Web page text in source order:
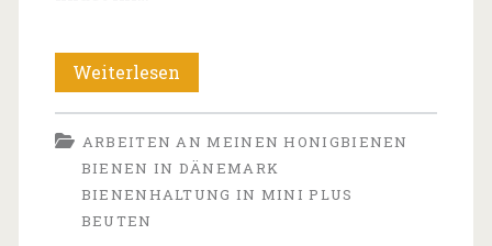
Weiterlesen
zu
meinen
Bienen
ARBEITEN AN MEINEN HONIGBIENEN
BIENEN IN DÄNEMARK
BIENENHALTUNG IN MINI PLUS
BEUTEN